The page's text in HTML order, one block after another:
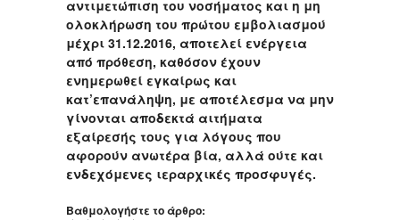
αντιμετώπιση του νοσήματος και η μη
ολοκλήρωση του πρώτου εμβολιασμού
μέχρι 31.12.2016, αποτελεί ενέργεια
από πρόθεση, καθόσον έχουν
ενημερωθεί εγκαίρως και
κατ’επανάληψη, με αποτέλεσμα να μην
γίνονται αποδεκτά αιτήματα
εξαίρεσής τους για λόγους που
αφορούν ανωτέρα βία, αλλά ούτε και
ενδεχόμενες ιεραρχικές προσφυγές.
Βαθμολογήστε το άρθρο: